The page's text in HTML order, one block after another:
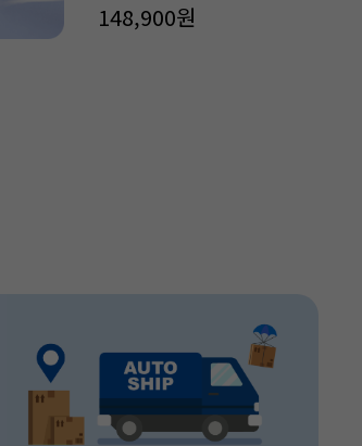
148,900원